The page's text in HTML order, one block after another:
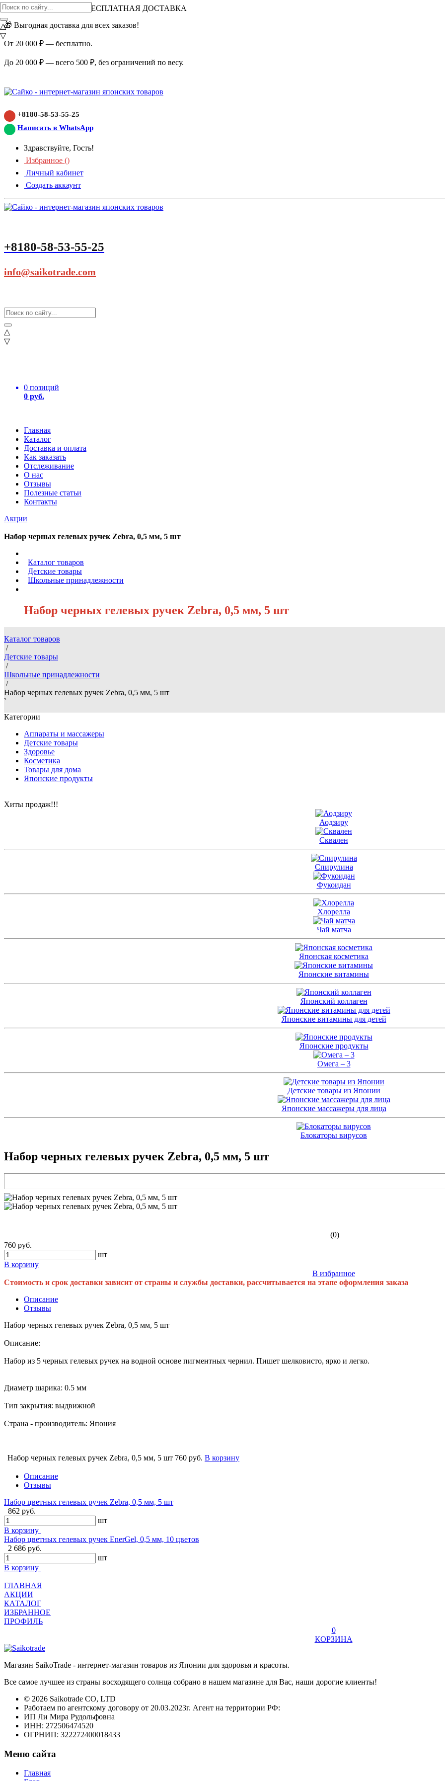
ВНИМАНИЕ АКЦИЯ!
БЕСПЛАТНАЯ ДОСТАВКА
🎁 Выгодная доставка для всех заказов!
От 20 000 ₽ — бесплатно.
До 20 000 ₽ — всего 500 ₽, без ограничений по весу.
+8180-58-53-55-25
Написать в WhatsApp
Здравствуйте, Гость!
Избранное ()
Личный кабинет
Создать аккаунт
+8180-58-53-55-25
info@saikotrade.com
△
▽
0 позиций
0 руб.
Главная
Каталог
Доставка и оплата
Как заказать
Отслеживание
О нас
Отзывы
Полезные статьи
Контакты
Акции
△
▽
Набор черных гелевых ручек Zebra, 0,5 мм, 5 шт
Каталог товаров
Детские товары
Школьные принадлежности
Набор черных гелевых ручек Zebra, 0,5 мм, 5 шт
Каталог товаров
/
Детские товары
/
Школьные принадлежности
/
Набор черных гелевых ручек Zebra, 0,5 мм, 5 шт
`
Категории
Аппараты и массажеры
Детские товары
Здоровье
Косметика
Товары для дома
Японские продукты
Хиты продаж!!!
Аодзиру
Сквален
Спирулина
Фукоидан
Хлорелла
Чай матча
Японская косметика
Японские витамины
Японский коллаген
Японские витамины для детей
Японские продукты
Омега – 3
Детские товары из Японии
Японские массажеры для лица
Блокаторы вирусов
Набор черных гелевых ручек Zebra, 0,5 мм, 5 шт
(0)
760 руб.
шт
В корзину
В избранное
Стоимость и срок доставки зависит от страны и службы доставки, рассчитывается на этапе оформления заказа
Описание
Отзывы
Набор черных гелевых ручек Zebra, 0,5 мм, 5 шт
Описание:
Набор из 5 черных гелевых ручек на водной основе пигментных чернил. Пишет шелковисто, ярко и легко.
Диаметр шарика: 0.5 мм
Тип закрытия: выдвижной
Страна - производитель: Япония
Набор черных гелевых ручек Zebra, 0,5 мм, 5 шт 760 руб. В корзину
Описание
Отзывы
Набор цветных гелевых ручек Zebra, 0,5 мм, 5 шт
862 руб.
шт
В корзину
Набор цветных гелевых ручек EnerGel, 0,5 мм, 10 цветов
2 686 руб.
шт
В корзину
ГЛАВНАЯ
АКЦИИ
КАТАЛОГ
ИЗБРАННОЕ
ПРОФИЛЬ
0
КОРЗИНА
Магазин SaikoTrade - интернет-магазин товаров из Японии для здоровья и красоты.
Все самое лучшее из страны восходящего солнца собрано в нашем магазине для Вас, наши дорогие клиенты!
© 2026 Saikotrade CO, LTD
Работаем по агентскому договору от 20.03.2023г. Агент на территории РФ:
ИП Ли Мира Рудольфовна
ИНН: 272506474520
ОГРНИП: 322272400018433
Меню сайта
Главная